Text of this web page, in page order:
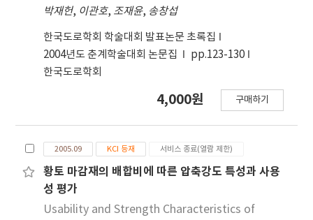
소화 할 수 있을 것이다. 이에 본 연구에서는 유리섬유
복합관을 이용하여 실내모형실험을 수행하여 관의 응
력-변형특성을 평가하였다. 실내모형실험의 경우 관
경 200mm와 관경 300mm를 사용하여 하중재하 전
과 후의 수직 수평변위 수직 수평토압을 6가지 사례에
대해서 측정하였다. 측정결과 실험값과 이론값 모두
비슷하게 측정되었다. 하지만 현장발생토사를 이용한
우 작게 측정되었고, 토압은 거의 0에 가까운 값으로
계측되었다.
박재헌, 이관호, 조재윤, 송창섭
한국도로학회 학술대회 발표논문 초록집
2004년도 춘계학술대회 논문집
pp.123-130
한국도로학회
4,000원 구매하기
2005.09 KCI 등재 서비스 종료(열람 제한)
황토 마감재의 배합비에 따른 압축강도 특성과 사용
성 평가
Usability and Strength Characteristics of